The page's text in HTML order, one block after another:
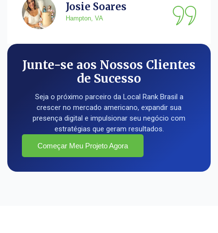
Josie Soares
Hampton, VA
Junte-se aos Nossos Clientes
de Sucesso
Seja o próximo parceiro da Local Rank Brasil a
crescer no mercado americano, expandir sua
presença digital e impulsionar seu negócio com
estratégias que geram resultados.
Começar Meu Projeto Agora